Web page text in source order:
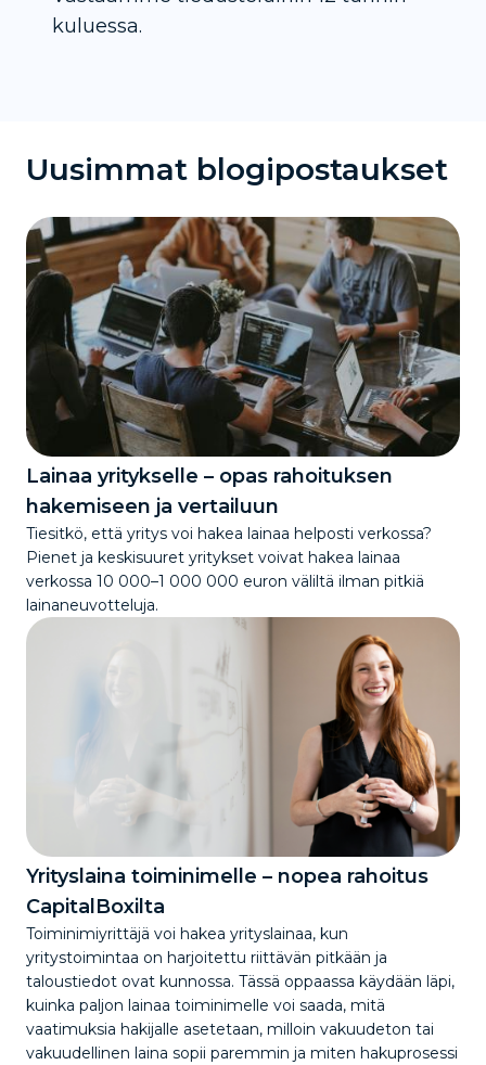
kuluessa.
Uusimmat blogipostaukset
Lainaa yritykselle – opas rahoituksen
hakemiseen ja vertailuun
Tiesitkö, että yritys voi hakea lainaa helposti verkossa?
Pienet ja keskisuuret yritykset voivat hakea lainaa
verkossa 10 000–1 000 000 euron väliltä ilman pitkiä
lainaneuvotteluja.
Yrityslaina toiminimelle – nopea rahoitus
CapitalBoxilta
Toiminimiyrittäjä voi hakea yrityslainaa, kun
yritystoimintaa on harjoitettu riittävän pitkään ja
taloustiedot ovat kunnossa. Tässä oppaassa käydään läpi,
kuinka paljon lainaa toiminimelle voi saada, mitä
vaatimuksia hakijalle asetetaan, milloin vakuudeton tai
vakuudellinen laina sopii paremmin ja miten hakuprosessi